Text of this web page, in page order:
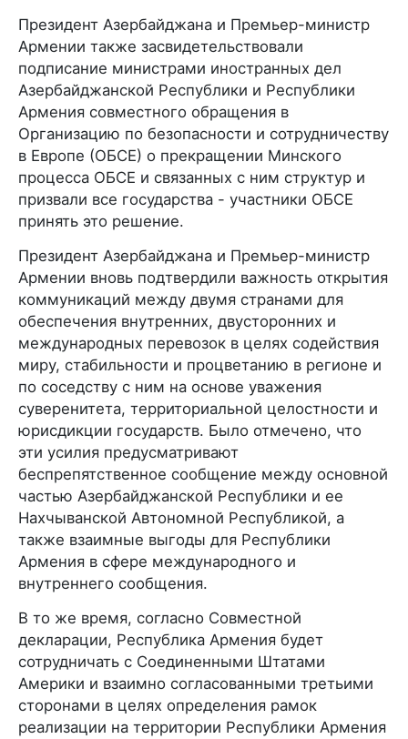
Президент Азербайджана и Премьер-министр
Армении также засвидетельствовали
подписание министрами иностранных дел
Азербайджанской Республики и Республики
Армения совместного обращения в
Организацию по безопасности и сотрудничеству
в Европе (ОБСЕ) о прекращении Минского
процесса ОБСЕ и связанных с ним структур и
призвали все государства - участники ОБСЕ
принять это решение.
Президент Азербайджана и Премьер-министр
Армении вновь подтвердили важность открытия
коммуникаций между двумя странами для
обеспечения внутренних, двусторонних и
международных перевозок в целях содействия
миру, стабильности и процветанию в регионе и
по соседству с ним на основе уважения
суверенитета, территориальной целостности и
юрисдикции государств. Было отмечено, что
эти усилия предусматривают
беспрепятственное сообщение между основной
частью Азербайджанской Республики и ее
Нахчыванской Автономной Республикой, а
также взаимные выгоды для Республики
Армения в сфере международного и
внутреннего сообщения.
В то же время, согласно Совместной
декларации, Республика Армения будет
сотрудничать с Соединенными Штатами
Америки и взаимно согласованными третьими
сторонами в целях определения рамок
реализации на территории Республики Армения